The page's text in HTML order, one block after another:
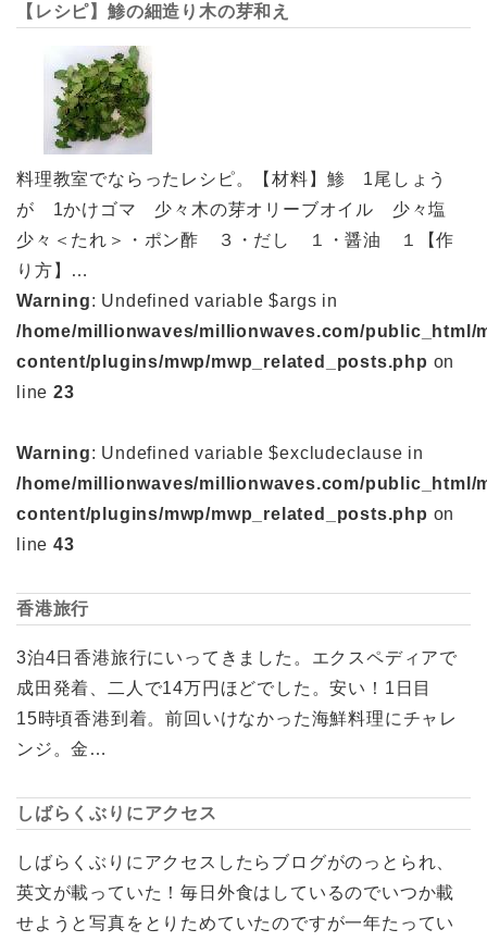
【レシピ】鯵の細造り木の芽和え
料理教室でならったレシピ。【材料】鯵 1尾しょう
が 1かけゴマ 少々木の芽オリーブオイル 少々塩
少々＜たれ＞・ポン酢 ３・だし １・醤油 １【作
り方】…
Warning: Undefined variable $args in
/home/millionwaves/millionwaves.com/public_html/
content/plugins/mwp/mwp_related_posts.php on
line 23
Warning: Undefined variable $excludeclause in
/home/millionwaves/millionwaves.com/public_html/
content/plugins/mwp/mwp_related_posts.php on
line 43
香港旅行
3泊4日香港旅行にいってきました。エクスペディアで
成田発着、二人で14万円ほどでした。安い！1日目
15時頃香港到着。前回いけなかった海鮮料理にチャレ
ンジ。金…
しばらくぶりにアクセス
しばらくぶりにアクセスしたらブログがのっとられ、
英文が載っていた！毎日外食はしているのでいつか載
せようと写真をとりためていたのですが一年たってい